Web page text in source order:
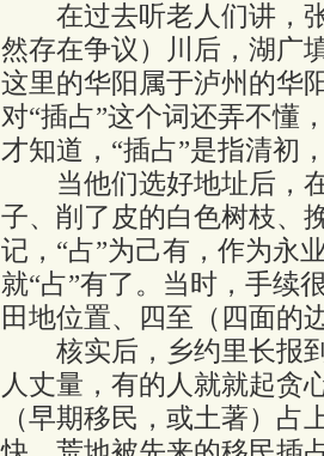
在过去听老人们讲，张
然存在争议）川后，湖广
这里的华阳属于泸州的华
对“插占”这个词还弄不懂
才知道，“插占”是指清初
当他们选好地址后，在
子、削了皮的白色树枝、
记，“占”为己有，作为永
就“占”有了。当时，手续
田地位置、四至（四面的
核实后，乡约里长报到
人丈量，有的人就就起贪
（早期移民，或土著）